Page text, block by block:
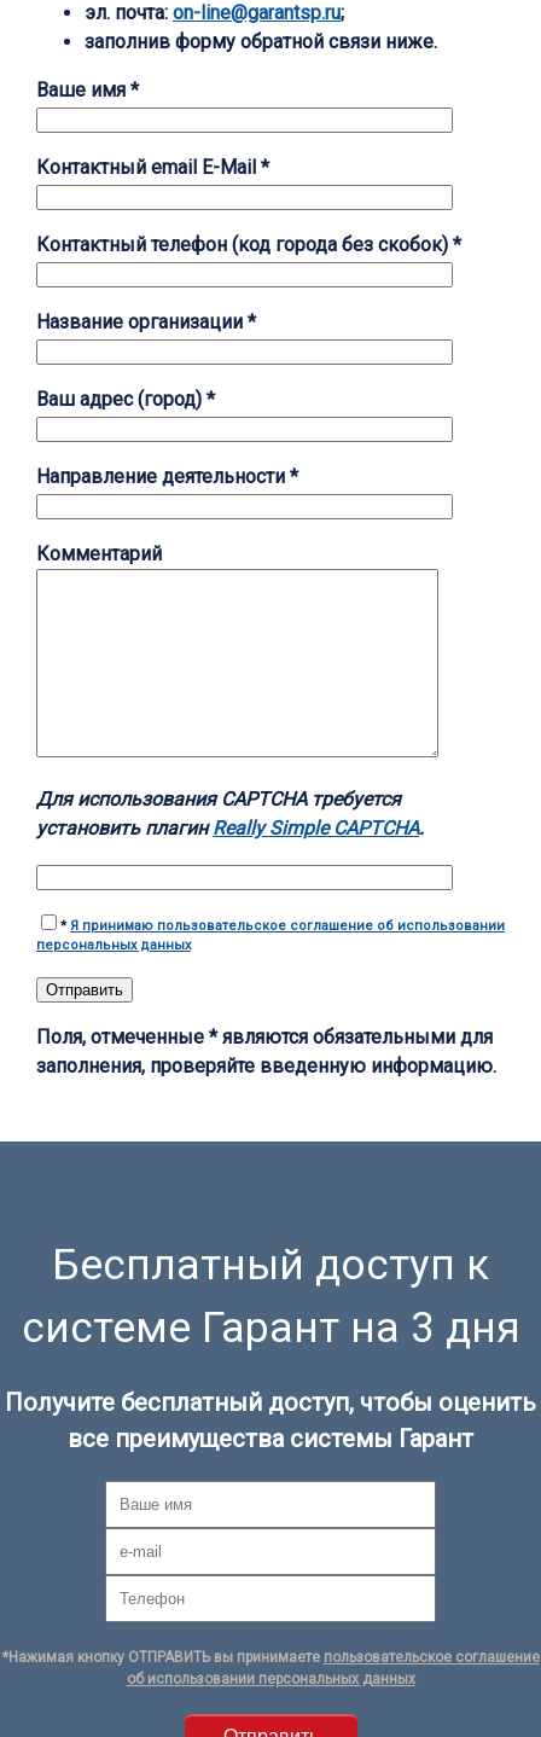
эл. почта: on-line@garantsp.ru;
заполнив форму обратной связи ниже.
Ваше имя *
Контактный email E-Mail *
Контактный телефон (код города без скобок) *
Название организации *
Ваш адрес (город) *
Направление деятельности *
Комментарий
Для использования CAPTCHA требуется
установить плагинReally Simple CAPTCHA.
*Я принимаю пользовательское соглашение об использовании
персональных данных
Поля, отмеченные * являются обязательными для
заполнения, проверяйте введенную информацию.
Бесплатный доступ к
системе Гарант на 3 дня
Получите бесплатный доступ, чтобы оценить
все преимущества системы Гарант
*Нажимая кнопку ОТПРАВИТЬ вы принимаете пользовательское соглашение
об использовании персональных данных